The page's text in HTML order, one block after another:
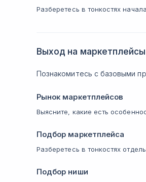
Разберетесь в тонкостях
Выход на маркетплейсы
Познакомитесь с базовыми
Рынок маркетплейсов
Выясните, какие есть
Подбор маркетплейса
Разберетесь в тонкостях
Подбор ниши